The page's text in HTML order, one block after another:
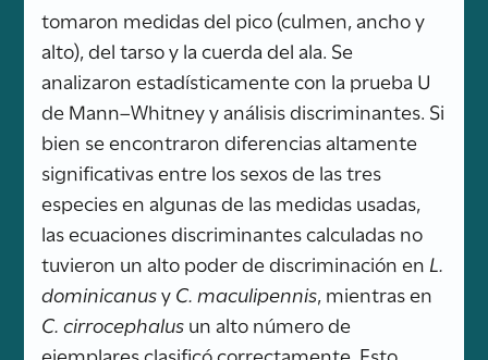
tomaron medidas del pico (culmen, ancho y
alto), del tarso y la cuerda del ala. Se
analizaron estadísticamente con la prueba U
de Mann–Whitney y análisis discriminantes. Si
bien se encontraron diferencias altamente
significativas entre los sexos de las tres
especies en algunas de las medidas usadas,
las ecuaciones discriminantes calculadas no
tuvieron un alto poder de discriminación en L.
dominicanusyC. maculipennis, mientras en
C. cirrocephalusun alto número de
ejemplares clasificó correctamente. Esto